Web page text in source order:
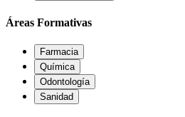
Áreas Formativas
Farmacia
Química
Odontología
Sanidad